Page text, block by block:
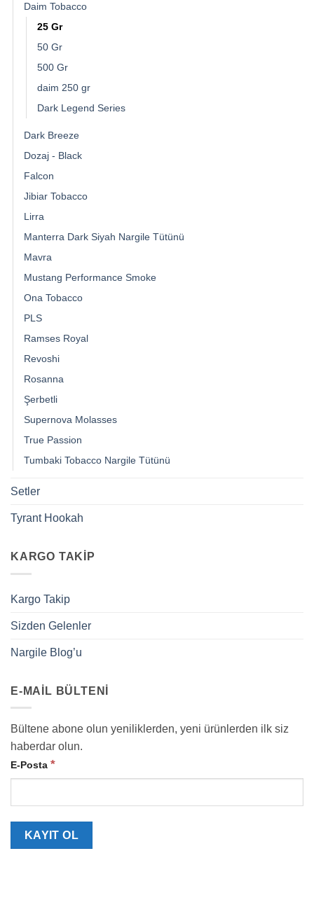
Daim Tobacco
25 Gr
50 Gr
500 Gr
daim 250 gr
Dark Legend Series
Dark Breeze
Dozaj - Black
Falcon
Jibiar Tobacco
Lirra
Manterra Dark Siyah Nargile Tütünü
Mavra
Mustang Performance Smoke
Ona Tobacco
PLS
Ramses Royal
Revoshi
Rosanna
Şerbetli
Supernova Molasses
True Passion
Tumbaki Tobacco Nargile Tütünü
Setler
Tyrant Hookah
KARGO TAKIP
Kargo Takip
Sizden Gelenler
Nargile Blog’u
E-MAIL BÜLTENI
Bültene abone olun yeniliklerden, yeni ürünlerden ilk siz
haberdar olun.
E-Posta *